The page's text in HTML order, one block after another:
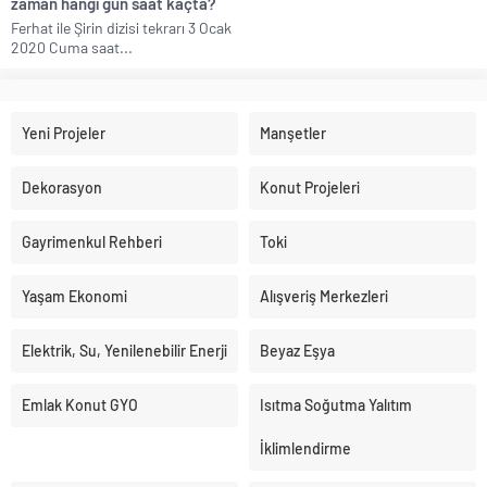
Ferhat ile Şirin dizisi tekrarı 3 Ocak
2020 Cuma saat...
Yeni Projeler Manşetler
Dekorasyon Konut Projeleri
Gayrimenkul Rehberi Toki
Yaşam Ekonomi Alışveriş Merkezleri
Elektrik, Su, Yenilenebilir Enerji Beyaz Eşya
Emlak Konut GYO Isıtma Soğutma Yalıtım
İklimlendirme